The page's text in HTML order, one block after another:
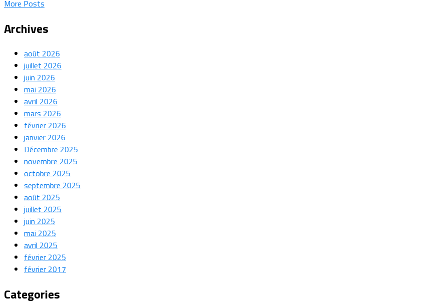
More Posts
Archives
août 2026
juillet 2026
juin 2026
mai 2026
avril 2026
mars 2026
février 2026
janvier 2026
Décembre 2025
novembre 2025
octobre 2025
septembre 2025
août 2025
juillet 2025
juin 2025
mai 2025
avril 2025
février 2025
février 2017
Categories